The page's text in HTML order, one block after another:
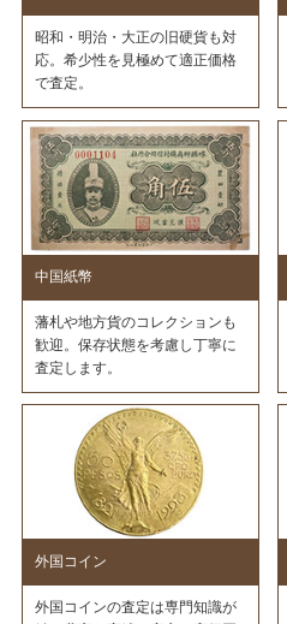
昭和・明治・大正の旧硬貨も対
応。希少性を見極めて適正価格
で査定。
中国紙幣
藩札や地方貨のコレクションも
歓迎。保存状態を考慮し丁寧に
査定します。
外国コイン
外国コインの査定は専門知識が